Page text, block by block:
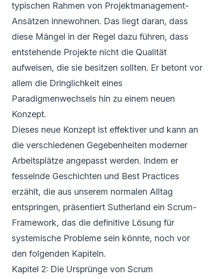
typischen Rahmen von Projektmanagement-
Ansätzen innewohnen. Das liegt daran, dass
diese Mängel in der Regel dazu führen, dass
entstehende Projekte nicht die Qualität
aufweisen, die sie besitzen sollten. Er betont vor
allem die Dringlichkeit eines
Paradigmenwechsels hin zu einem neuen
Konzept.
Dieses neue Konzept ist effektiver und kann an
die verschiedenen Gegebenheiten moderner
Arbeitsplätze angepasst werden. Indem er
fesselnde Geschichten und Best Practices
erzählt, die aus unserem normalen Alltag
entspringen, präsentiert Sutherland ein Scrum-
Framework, das die definitive Lösung für
systemische Probleme sein könnte, noch vor
den folgenden Kapiteln.
Kapitel 2: Die Ursprünge von Scrum